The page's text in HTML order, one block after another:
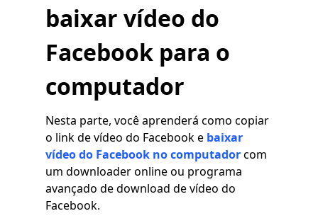
baixar vídeo do
Facebook para o
computador
Nesta parte, você aprenderá como copiar
o link de vídeo do Facebook e baixar
vídeo do Facebook no computadorcom
um downloader online ou programa
avançado de download de vídeo do
Facebook.